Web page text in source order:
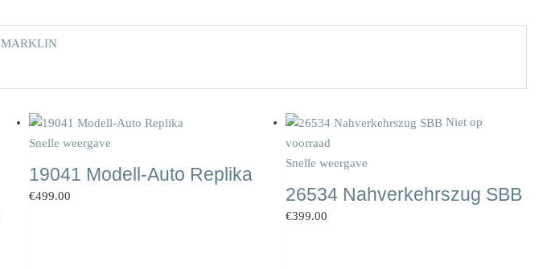
MARKLIN
Snelle weergave
19041 Modell-Auto Replika
€499.00
Niet op
voorraad
Snelle weergave
26534 Nahverkehrszug SBB
€399.00